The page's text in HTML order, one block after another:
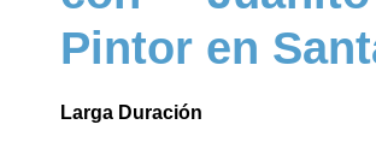
Pintor en
Larga Duración